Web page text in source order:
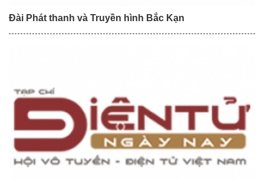
Đài Phát thanh và Truyền hình Bắc Kạn